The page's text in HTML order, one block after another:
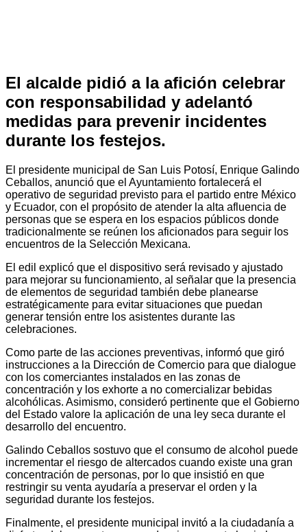
El alcalde pidió a la afición celebrar
con responsabilidad y adelantó
medidas para prevenir incidentes
durante los festejos.
El presidente municipal de San Luis Potosí, Enrique Galindo
Ceballos, anunció que el Ayuntamiento fortalecerá el
operativo de seguridad previsto para el partido entre México
y Ecuador, con el propósito de atender la alta afluencia de
personas que se espera en los espacios públicos donde
tradicionalmente se reúnen los aficionados para seguir los
encuentros de la Selección Mexicana.
El edil explicó que el dispositivo será revisado y ajustado
para mejorar su funcionamiento, al señalar que la presencia
de elementos de seguridad también debe planearse
estratégicamente para evitar situaciones que puedan
generar tensión entre los asistentes durante las
celebraciones.
Como parte de las acciones preventivas, informó que giró
instrucciones a la Dirección de Comercio para que dialogue
con los comerciantes instalados en las zonas de
concentración y los exhorte a no comercializar bebidas
alcohólicas. Asimismo, consideró pertinente que el Gobierno
del Estado valore la aplicación de una ley seca durante el
desarrollo del encuentro.
Galindo Ceballos sostuvo que el consumo de alcohol puede
incrementar el riesgo de altercados cuando existe una gran
concentración de personas, por lo que insistió en que
restringir su venta ayudaría a preservar el orden y la
seguridad durante los festejos.
Finalmente, el presidente municipal invitó a la ciudadanía a